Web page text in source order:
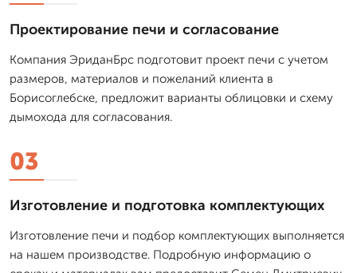
Проектирование печи и согласование
Компания ЭриданБрс подготовит проект печи с учетом
размеров, материалов и пожеланий клиента в
Борисоглебске, предложит варианты облицовки и схему
дымохода для согласования.
03
Изготовление и подготовка комплектующих
Изготовление печи и подбор комплектующих выполняется
на нашем производстве. Подробную информацию о